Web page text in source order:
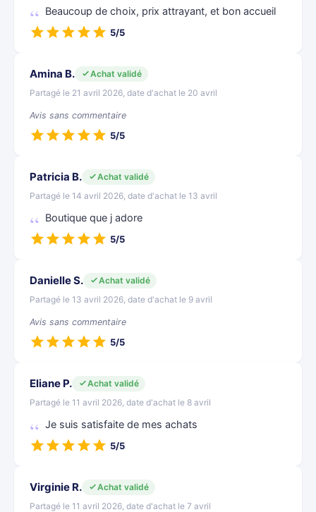
Beaucoup de choix, prix attrayant, et bon accueil
5/5
Amina B.
Achat validé
Partagé le 21 avril 2026, date d'achat le 20 avril
Avis sans commentaire
5/5
Patricia B.
Achat validé
Partagé le 14 avril 2026, date d'achat le 13 avril
Boutique que j adore
5/5
Danielle S.
Achat validé
Partagé le 13 avril 2026, date d'achat le 9 avril
Avis sans commentaire
5/5
Eliane P.
Achat validé
Partagé le 11 avril 2026, date d'achat le 8 avril
Je suis satisfaite de mes achats
5/5
Virginie R.
Achat validé
Partagé le 11 avril 2026, date d'achat le 7 avril